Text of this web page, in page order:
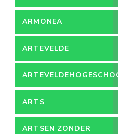
ARMONEA
ARTEVELDE
ARTS
ARTSEN ZONDER